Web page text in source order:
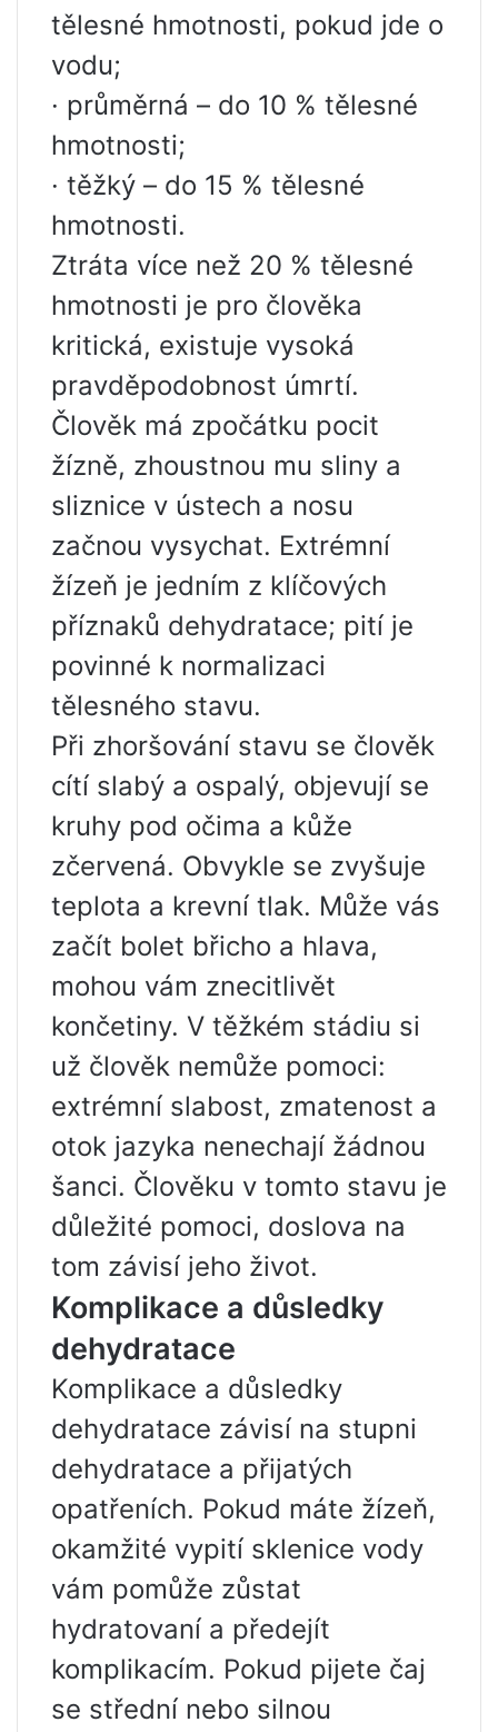
tělesné hmotnosti, pokud jde o
vodu;
· průměrná – do 10 % tělesné
hmotnosti;
· těžký – do 15 % tělesné
hmotnosti.
Ztráta více než 20 % tělesné
hmotnosti je pro člověka
kritická, existuje vysoká
pravděpodobnost úmrtí.
Člověk má zpočátku pocit
žízně, zhoustnou mu sliny a
sliznice v ústech a nosu
začnou vysychat. Extrémní
žízeň je jedním z klíčových
příznaků dehydratace; pití je
povinné k normalizaci
tělesného stavu.
Při zhoršování stavu se člověk
cítí slabý a ospalý, objevují se
kruhy pod očima a kůže
zčervená. Obvykle se zvyšuje
teplota a krevní tlak. Může vás
začít bolet břicho a hlava,
mohou vám znecitlivět
končetiny. V těžkém stádiu si
už člověk nemůže pomoci:
extrémní slabost, zmatenost a
otok jazyka nenechají žádnou
šanci. Člověku v tomto stavu je
důležité pomoci, doslova na
tom závisí jeho život.
Komplikace a důsledky
dehydratace
Komplikace a důsledky
dehydratace závisí na stupni
dehydratace a přijatých
opatřeních. Pokud máte žízeň,
okamžité vypití sklenice vody
vám pomůže zůstat
hydratovaní a předejít
komplikacím. Pokud pijete čaj
se střední nebo silnou